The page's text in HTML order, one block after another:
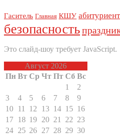
Гаситель Главная КШУ
безопасность
Это слайд-шоу требует JavaScript.
Август 2026
Пн Вт Ср Чт Пт Сб Вс
1
2
3
4 5 6 7 8
9
10 11 12 13 14 15 16
17 18 19 20 21 22 23
24 25 26 27 28 29 30